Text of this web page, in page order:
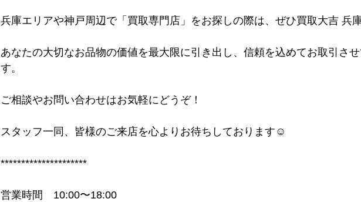
兵庫エリアや神戸周辺で「買取専門店」をお探しの際は、ぜひ買取大吉 兵
あなたの大切なお品物の価値を最大限に引き出し、信頼を込めてお取引さ
す。
ご相談やお問い合わせはお気軽にどうぞ！
スタッフ一同、皆様のご来店を心よりお待ちしております☺
*********************
営業時間　10:00〜18:00